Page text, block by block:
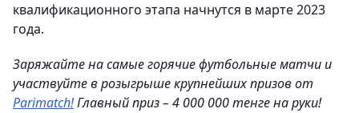
квалификационного этапа начнутся в марте 2023
года.
Заряжайте на самые горячие футбольные матчи и
участвуйте в розыгрыше крупнейших призов от
Parimatch!Главный приз – 4 000 000 тенге на руки!